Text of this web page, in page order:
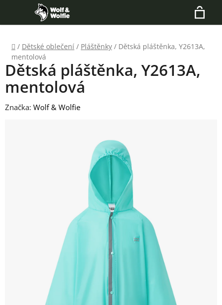
obsah
Hledat
Domů
/ Dětské oblečení / Pláštěnky / Dětská pláštěnka, Y2613A,
mentolová
Dětská pláštěnka, Y2613A,
mentolová
Značka: Wolf & Wolfie